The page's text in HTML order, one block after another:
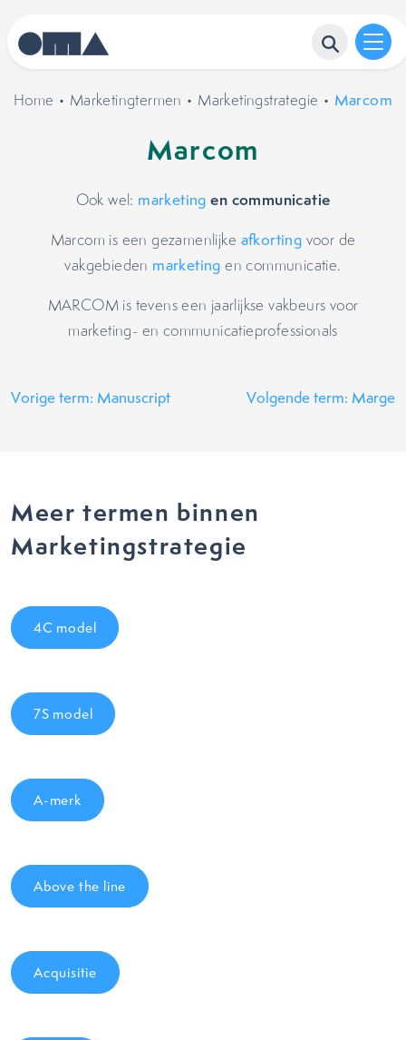
Home • Marketingtermen • Marketingstrategie • Marcom
Marcom
Ook wel: marketing en communicatie
Marcom is een gezamenlijke afkorting voor de
vakgebieden marketing en communicatie.
MARCOM is tevens een jaarlijkse vakbeurs voor
marketing- en communicatieprofessionals
Vorige term: Manuscript Volgende term: Marge
Meer termen binnen
Marketingstrategie
4C model
7S model
A-merk
Above the line
Acquisitie